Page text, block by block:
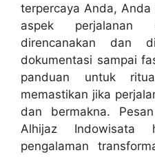
terpercaya Anda,
aspek perjalanan
direncanakan dan
dokumentasi sampai
panduan untuk
memastikan jika
dan bermakna.
Alhijaz
pengalaman